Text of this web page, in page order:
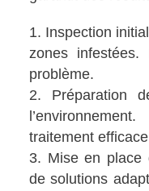
Inspection
zones infestées.
problème.
Préparation
traitement
Mise en place
de solutions